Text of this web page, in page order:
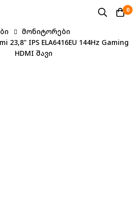
0
მონიტორები
23,8" IPS ELA6416EU 144Hz Gaming
HDMI შავი